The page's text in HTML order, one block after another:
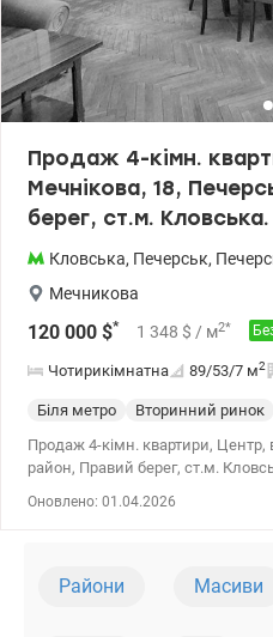
Продаж 4-кімн.
Мечнікова, 18,
берег, ст.м. Кловська.
Кловська, Печерськ,
Мечникова
120 000 $* 1 348 $ / м2*
Чотирикімнатна 89/53/7 м2
Біля метро Вторинний ринок
Продаж 4-кімн. квартири, Центр,
район, Правий берег, ст.м.
«Гулівер», Бессарабський
Оновлено: 01.04.2026
Райони Масиви